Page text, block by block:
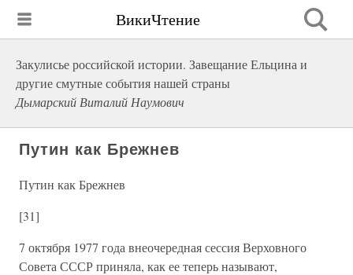
ВикиЧтение
Закулисье российской истории. Завещание Ельцина и
другие смутные события нашей страны
Дымарский Виталий Наумович
Путин как Брежнев
Путин как Брежнев
[31]
7 октября 1977 года внеочередная сессия Верховного
Совета СССР приняла, как ее теперь называют,